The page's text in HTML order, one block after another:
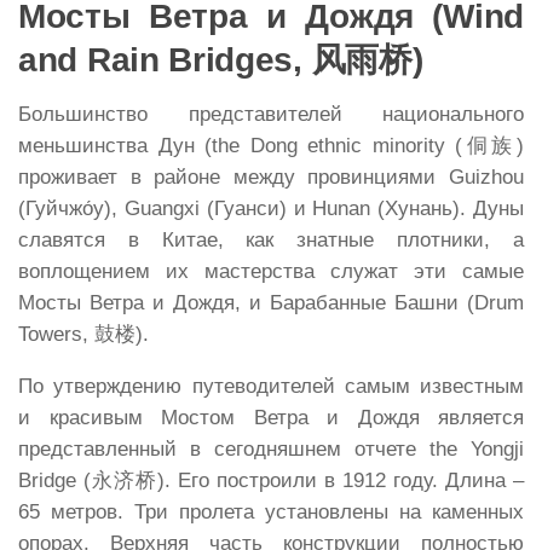
Мосты Ветра и Дождя (Wind
and Rain Bridges, 风雨桥)
Большинство представителей национального
меньшинства Дун (the Dong ethnic minority (侗族)
проживает в районе между провинциями Guizhou
(Гуйчжо́у), Guangxi (Гуанси) и Hunan (Хунань). Дуны
славятся в Китае, как знатные плотники, а
воплощением их мастерства служат эти самые
Мосты Ветра и Дождя, и Барабанные Башни (Drum
Towers, 鼓楼).
По утверждению путеводителей самым известным
и красивым Мостом Ветра и Дождя является
представленный в сегодняшнем отчете the Yongji
Bridge (永济桥). Его построили в 1912 году. Длина –
65 метров. Три пролета установлены на каменных
опорах. Верхняя часть конструкции полностью